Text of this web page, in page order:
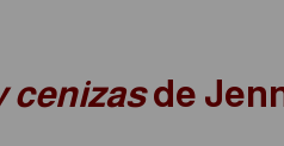
cenizasde